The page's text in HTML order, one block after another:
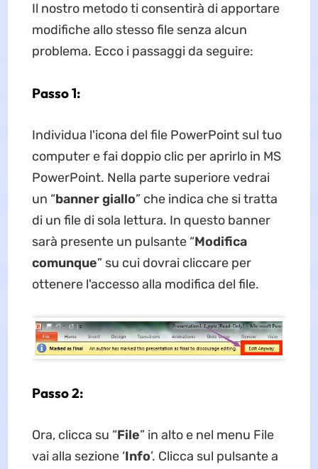
Il nostro metodo ti consentirà di apportare
modifiche allo stesso file senza alcun
problema. Ecco i passaggi da seguire:
Passo 1:
Individua l'icona del file PowerPoint sul tuo
computer e fai doppio clic per aprirlo in MS
PowerPoint. Nella parte superiore vedrai
un “banner giallo” che indica che si tratta
di un file di sola lettura. In questo banner
sarà presente un pulsante “Modifica
comunque” su cui dovrai cliccare per
ottenere l'accesso alla modifica del file.
Passo 2:
Ora, clicca su “File” in alto e nel menu File
vai alla sezione ‘Info’. Clicca sul pulsante a